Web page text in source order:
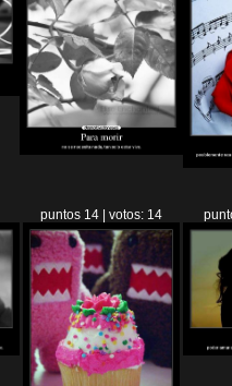
puntos 14 | votos: 14